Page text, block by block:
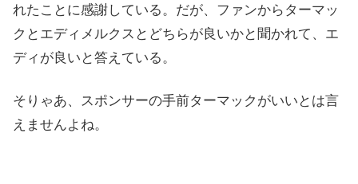
れたことに感謝している。だが、ファンからターマッ
クとエディメルクスとどちらが良いかと聞かれて、エ
ディが良いと答えている。
そりゃあ、スポンサーの手前ターマックがいいとは言
えませんよね。